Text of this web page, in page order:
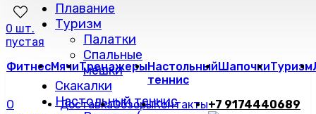
Плавание
Туризм
Палатки
Спальные
мешки
Скакалки
Настольный теннис
0 шт.
пустая
ФитнесМячиТренажерыНастольный
теннис
ШапочкиТуризм
О
ДоставкаОбзорыКонтакты+7 9174440689